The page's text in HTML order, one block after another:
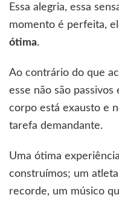
Essa alegria, essa
momento é perfeita,
ótima.
Ao contrário do que
esse não são
corpo está exausto e
tarefa demandante.
Uma ótima
construímos; um
recorde, um músico